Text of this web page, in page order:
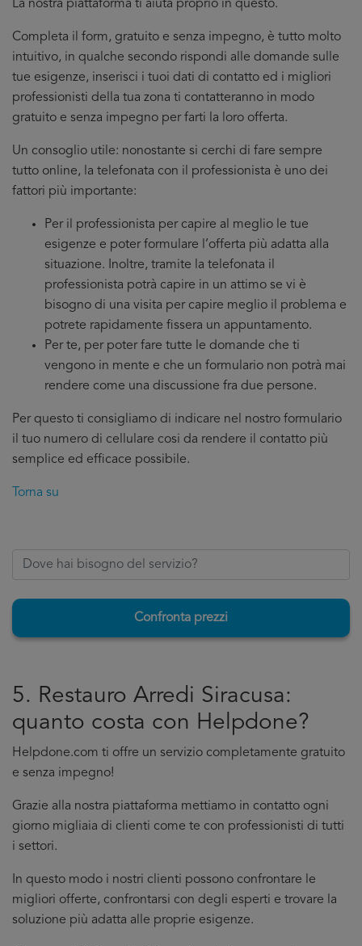
La nostra piattaforma ti aiuta proprio in questo.
Completa il form, gratuito e senza impegno, è tutto molto
intuitivo, in qualche secondo rispondi alle domande sulle
tue esigenze, inserisci i tuoi dati di contatto ed i migliori
professionisti della tua zona ti contatteranno in modo
gratuito e senza impegno per farti la loro offerta.
Un consoglio utile: nonostante si cerchi di fare sempre
tutto online, la telefonata con il professionista è uno dei
fattori più importante:
Per il professionista per capire al meglio le tue
esigenze e poter formulare l’offerta più adatta alla
situazione. Inoltre, tramite la telefonata il
professionista potrà capire in un attimo se vi è
bisogno di una visita per capire meglio il problema e
potrete rapidamente fissera un appuntamento.
Per te, per poter fare tutte le domande che ti
vengono in mente e che un formulario non potrà mai
rendere come una discussione fra due persone.
Per questo ti consigliamo di indicare nel nostro formulario
il tuo numero di cellulare cosi da rendere il contatto più
semplice ed efficace possibile.
Torna su
Confronta prezzi
5. Restauro Arredi Siracusa:
quanto costa con Helpdone?
Helpdone.com ti offre un servizio completamente gratuito
e senza impegno!
Grazie alla nostra piattaforma mettiamo in contatto ogni
giorno migliaia di clienti come te con professionisti di tutti
i settori.
In questo modo i nostri clienti possono confrontare le
migliori offerte, confrontarsi con degli esperti e trovare la
soluzione più adatta alle proprie esigenze.